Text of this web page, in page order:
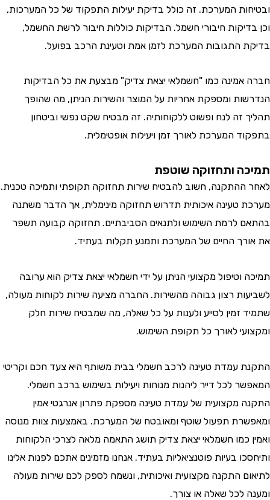
המערכת. זה כולל בדיקת יעילות התפקוד של כל המערכות,
חיבורי חשמל. הבדיקות כוללות חיבור לרשת החשמל,
התגובות המערכת לזמן אמת וטעינת הרכב בפועל.
כמו "חשמלאי יצאת צדיק" מבצעת את כל הבדיקות
ומספקת אחריות על המוצר והשירות הניתן, מה שהופך
זה לנח ופשוט ללקוחותיה. זה מבטיח שקט נפשי וביטחון
המערכת לאורך זמן ויעילות אופטימלית.
ותחזוקה שוטפת
חשוב להבטיח שירות תחזוקה תקופתי ותמיכה טכנית.
טעינה איכותית תדרוש תחזוקה מינימלית, אך הדבר משתנה
לרמת השימוש ולתנאים הסביבתיים. תחזוקה קבועה תשפר
החיים של המערכת ותמנע תקלות בעתיד.
וטיפול מקצועי הניתן על ידי חשמלאי יצאת צדיק הוא ערובה
רצון גבוהה מהשירות. החברה מציעה שירות לקוחות מעולה,
זמין לסייע ולענות על כל שאלה, מה שמבטיח שירות חלק
לאורך כל תקופת השימוש.
עמדת טעינה לרכב חשמלי בבית משותף היא צעד חכם וקריטי
לכל דייר ליהנות מנוחות ויעילות בשימוש ברכב חשמלי.
מקצועית של עמדת טעינה מספקת פתרון אנרגטי אמין
תפעול שוטף ומאובטח של המערכת. באמצעות צוות מנוסה
כמו חשמלאי יצאת צדיק תושג התאמה מלאה לצרכי הלקוחות
בעיות פוטנציאליות בעתיד. אנחנו מזמינים אתכם לפנות אלינו
התקנה מקצועית ואיכותית, ונשמח לספק לכם שירות מעולה
לכל שאלה או צורך.